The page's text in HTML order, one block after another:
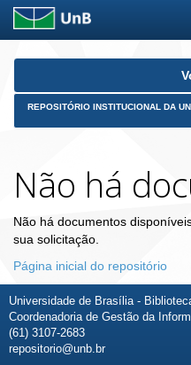
Skip
REPOSITÓRIO INSTITUCIONAL DA
Não há
Não há documentos
sua solicitação.
Página inicial do repositório
Universidade de Brasília -
Coordenadoria de Gestão da
(61) 3107-2683
repositorio@unb.br